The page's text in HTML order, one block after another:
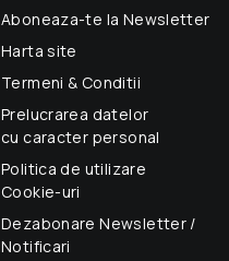
Aboneaza-te la Newsletter
Harta site
Termeni & Conditii
Prelucrarea datelor
cu caracter personal
Politica de utilizare
Cookie-uri
Dezabonare Newsletter /
Notificari